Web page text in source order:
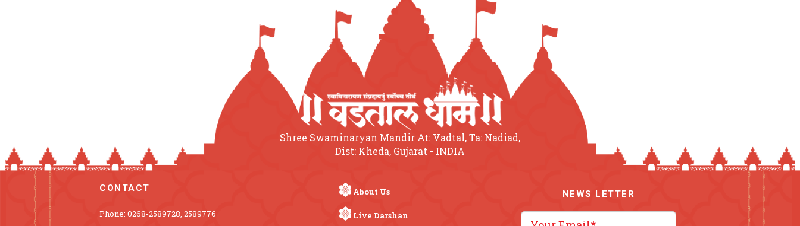
Shree Swaminaryan Mandir At: Vadtal, Ta: Nadiad,
Dist: Kheda, Gujarat - INDIA
CONTACT
Phone: 0268-2589728, 2589776
About Us
Live Darshan
NEWS LETTER